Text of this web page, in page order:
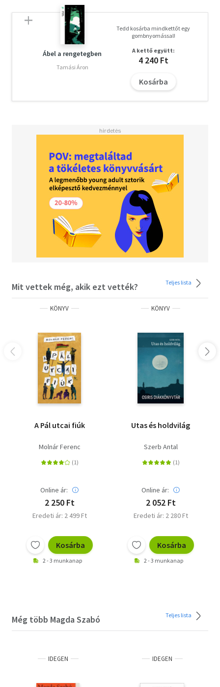
Ábel a rengetegben
Tamási Áron
Tedd kosárba mindkettőt egy
gombnyomással!
A kettő együtt:
4 240 Ft
Kosárba
Mit vettek még, akik ezt vették? Teljes lista
KÖNYV
A Pál utcai fiúk
Molnár Ferenc
Online ár:
2 250 Ft
Eredeti ár: 2 499 Ft
Kosárba
2 - 3 munkanap
KÖNYV
Utas és holdvilág
Szerb Antal
Online ár:
2 052 Ft
Eredeti ár: 2 280 Ft
Kosárba
2 - 3 munkanap
Még több Magda Szabó Teljes lista
IDEGEN IDEGEN